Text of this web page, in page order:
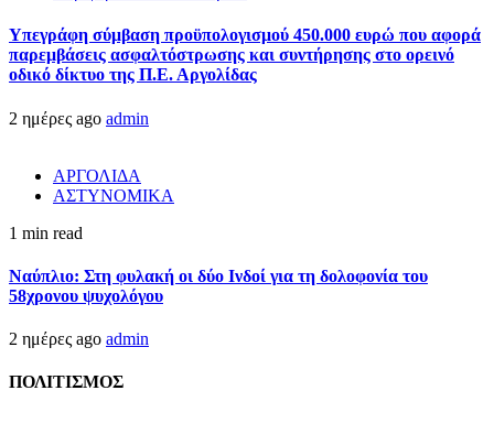
Υπεγράφη σύμβαση προϋπολογισμού 450.000 ευρώ που αφορά
παρεμβάσεις ασφαλτόστρωσης και συντήρησης στο ορεινό
οδικό δίκτυο της Π.Ε. Αργολίδας
2 ημέρες ago admin
ΑΡΓΟΛΙΔΑ
ΑΣΤΥΝΟΜΙΚΑ
1 min read
Ναύπλιο: Στη φυλακή οι δύο Ινδοί για τη δολοφονία του
58χρονου ψυχολόγου
2 ημέρες ago admin
ΠΟΛΙΤΙΣΜΟΣ